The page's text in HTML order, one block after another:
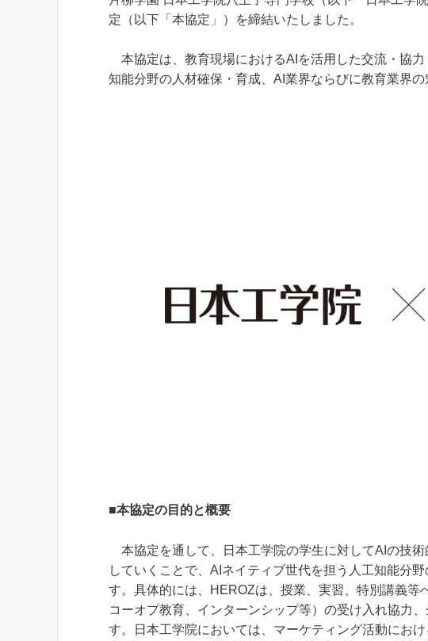
定（以下「本協定」）を締結いたしました。
本協定は、教育現場におけるAIを活用した交流・協
知能分野の人材確保・育成、AI業界ならびに教育業界
■本協定の目的と概要
本協定を通して、日本工学院の学生に対してAIの技
していくことで、AIネイティブ世代を担う人工知能分
す。具体的には、HEROZは、授業、実習、特別講義等
コーオプ教育、インターンシップ等）の受け入れ協力
す。日本工学院においては、マーケティング活動にお